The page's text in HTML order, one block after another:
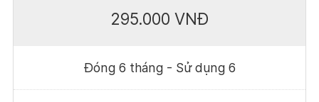
295.000 VNĐ
Đóng 6 tháng - Sử dụng 6